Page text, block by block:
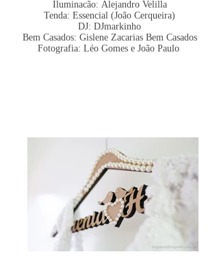
Iluminacão: Alejandro Velilla
Tenda: Essencial (João Cerqueira)
DJ: DJmarkinho
Bem Casados: Gislene Zacarias Bem Casados
Fotografia: Léo Gomes e João Paulo